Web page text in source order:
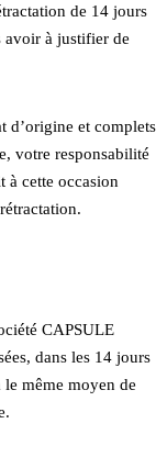
de 14 jours
avoir à justifier de
d’origine et complets
votre responsabilité
à cette occasion
CAPSULE
dans les 14 jours
même moyen de